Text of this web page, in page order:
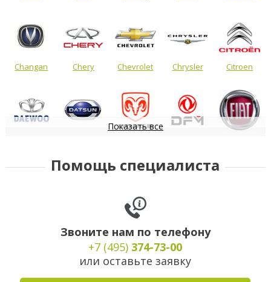
Changan Chery Chevrolet Chrysler Citroen
Показать все
Помощь специалиста
Звоните нам по телефону
+7 (495) 374-73-00
или оставьте заявку